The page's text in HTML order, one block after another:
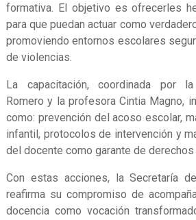
formativa. El objetivo es ofrecerles
para que puedan actuar como
promoviendo entornos escolares
de violencias.
La capacitación, coordinada por
Romero y la profesora Cintia Magno,
como: prevención del acoso escolar,
infantil, protocolos de intervención y
del docente como garante de derechos
Con estas acciones, la Secretaría
reafirma su compromiso de
docencia como vocación